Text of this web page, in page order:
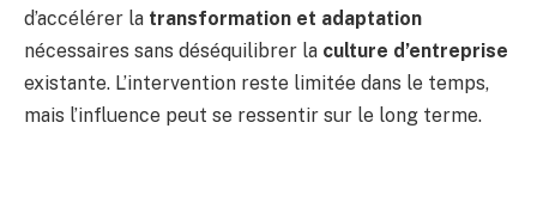
d’accélérer la transformation et adaptation
nécessaires sans déséquilibrer la culture d’entreprise
existante. L’intervention reste limitée dans le temps,
mais l’influence peut se ressentir sur le long terme.